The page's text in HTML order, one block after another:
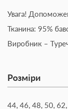
Увага!
Тканина: 95%
Виробник –
Розміри
44, 46, 48, 50,